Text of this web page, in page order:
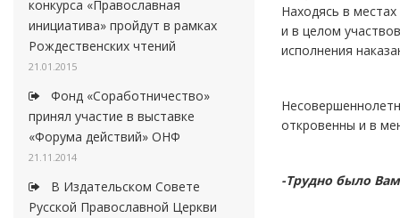
конкурса «Православная
инициатива» пройдут в рамках
Рождественских чтений
21.01.2015
Фонд «Соработничество»
принял участие в выставке
«Форума действий» ОНФ
21.11.2014
В Издательском Совете
Русской Православной Церкви
Находясь в
и в целом
исполнения
откровенны и в
-Трудно было